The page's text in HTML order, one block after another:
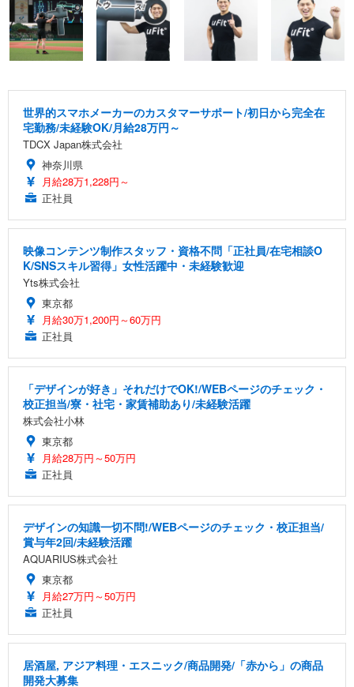
世界的スマホメーカーのカスタマーサポート/初日から完全在
宅勤務/未経験OK/月給28万円～
TDCX Japan株式会社
神奈川県
月給28万1,228円～
正社員
映像コンテンツ制作スタッフ・資格不問「正社員/在宅相談O
K/SNSスキル習得」女性活躍中・未経験歓迎
Yts株式会社
東京都
月給30万1,200円～60万円
正社員
「デザインが好き」それだけでOK!/WEBページのチェック・
校正担当/寮・社宅・家賃補助あり/未経験活躍
株式会社小林
東京都
月給28万円～50万円
正社員
デザインの知識一切不問!/WEBページのチェック・校正担当/
賞与年2回/未経験活躍
AQUARIUS株式会社
東京都
月給27万円～50万円
正社員
居酒屋, アジア料理・エスニック/商品開発/「赤から」の商品
開発大募集